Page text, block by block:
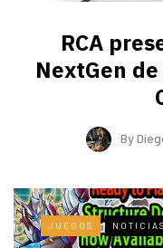
RCA
NextGen
By
JUEGOS NOTICIAS